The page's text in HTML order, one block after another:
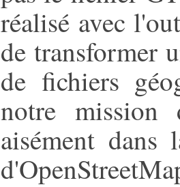
réalisé avec
de transformer
de fichiers
notre
aisément